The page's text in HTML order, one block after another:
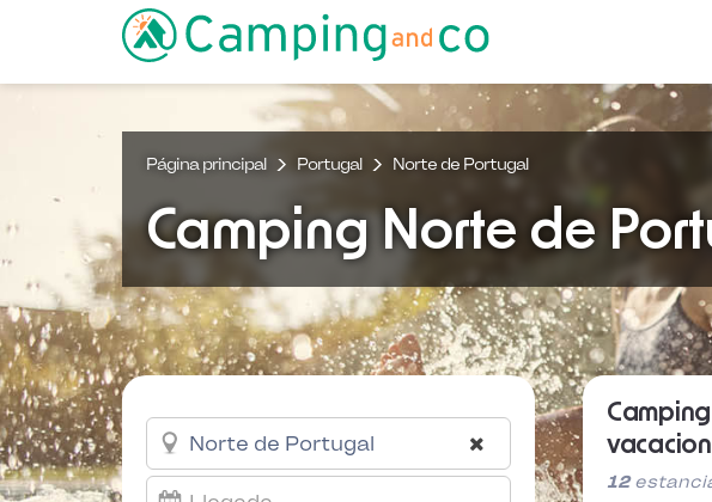
Página principal Portugal Norte de Portugal
Camping Norte de
12